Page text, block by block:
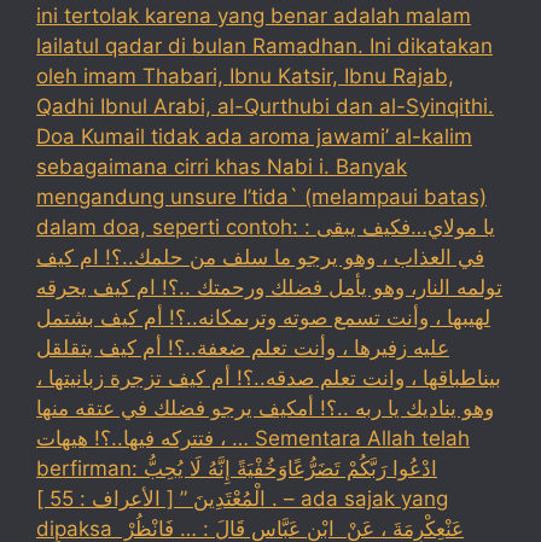
ini tertolak karena yang benar adalah malam
lailatul qadar di bulan Ramadhan. Ini dikatakan
oleh imam Thabari, Ibnu Katsir, Ibnu Rajab,
Qadhi Ibnul Arabi, al-Qurthubi dan al-Syinqithi.
Doa Kumail tidak ada aroma jawami’ al-kalim
sebagaimana cirri khas Nabi i. Banyak
mengandung unsure I’tida` (melampaui batas)
dalam doa, seperti contoh: : يا مولاي…فكيف يبقى
في العذاب ، وهو يرجو ما سلف من حلمك..؟! ام كيف
تولمه النار، وهو يأمل فضلك ورحمتك ..؟! ام كيف يحرقه
لهيبها ، وأنت تسمع صوته وترىمكانه..؟! أم كيف بشتمل
عليه زفيرها ، وأنت تعلم ضعفة..؟! أم كيف يتقلقل
بيناطباقها ، وانت تعلم صدقه..؟! أم كيف تزجرة زبانيتها ،
وهو يناديك يا ربه ..؟! أمكيف يرجو فضلك في عتقه منها
، فتتركه فيها..؟! هيهات … Sementara Allah telah
berfirman: ادْعُوا رَبَّكُمْ تَضَرُّعًاوَخُفْيَةً إِنَّهُ لَا يُحِبُّ
الْمُعْتَدِينَ ” [ الأعراف : 55 ] . – ada sajak yang
dipaksa ‏عَنْ‏‏عِكْرِمَةَ ‏، ‏عَنْ ‏ ‏ابْنِ عَبَّاسٍ ‏‏قَالَ : … فَانْظُرْ ‏‏